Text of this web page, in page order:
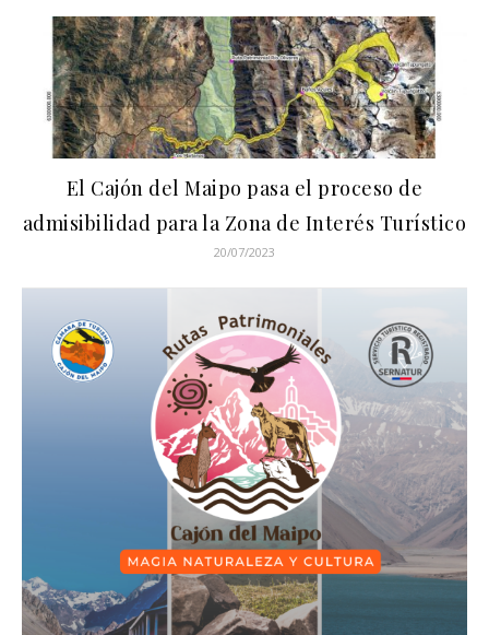
El Cajón del Maipo pasa el proceso de
admisibilidad para la Zona de Interés Turístico
20/07/2023